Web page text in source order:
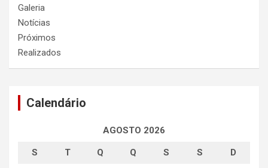
Galeria
Notícias
Próximos
Realizados
Calendário
AGOSTO 2026
S T Q Q S S D